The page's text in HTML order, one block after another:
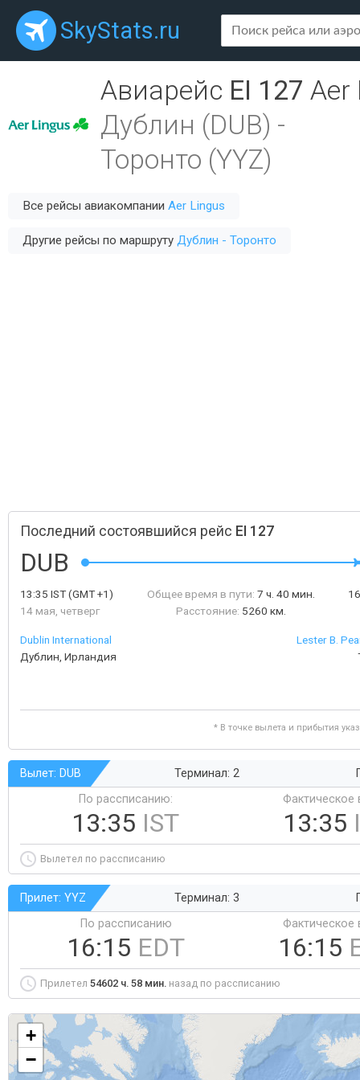
SkyStats.ru
Авиарейс EI 127 Aer
Дублин (DUB) -
Торонто (YYZ)
Все рейсы авиакомпании Aer Lingus
Другие рейсы по маршруту Дублин - Торонто
Последний состоявшийся рейс EI 127
DUB
13:35 IST(GMT +1)
14 мая, четверг
Общее время в пути: 7 ч. 40 мин.
Расстояние: 5260 км.
Dublin International
Дублин, Ирландия
Lester B.
* В точке вылета и прибытия
Вылет: DUB Терминал: 2
По рассписанию:
13:35 IST
Фактическое
13:35
Вылетел по рассписанию
Прилет: YYZ Терминал: 3
По рассписанию
16:15 EDT
Фактическое
16:15
Прилетел 54602 ч. 58 мин. назад по рассписанию
+
−